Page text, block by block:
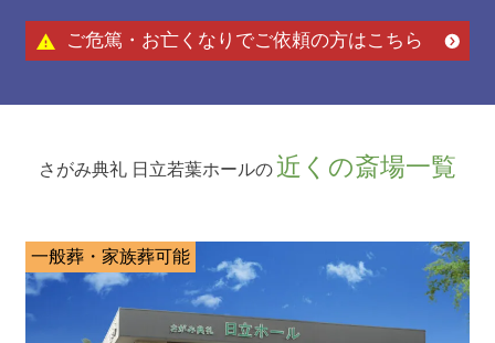
ご危篤・お亡くなりでご依頼の方はこちら
さがみ典礼 日立若葉ホールの 近くの斎場一覧
一般葬・家族葬可能